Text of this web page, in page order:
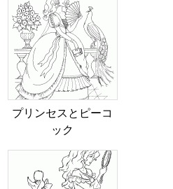
プリンセスとピーコ
ック